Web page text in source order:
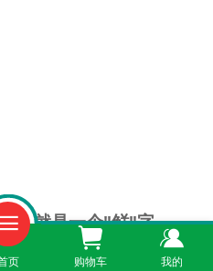
的就是一个"鲜"字
页 购物车 我的